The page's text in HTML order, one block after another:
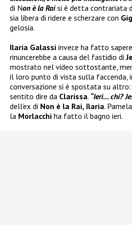
di Non è la Raisi è detta contrariata
sia libera di ridere e scherzare con
gelosia.
Ilaria Galassi invece ha fatto
rinuncerebbe a causa del fastidio di
mostrato nel video sottostante,
il loro punto di vista sulla faccenda,
conversazione si è spostata su altro:
sentito dire da Clarissa. “Ieri… chi?
dell’ex di Non è la Rai, Ilaria.
la Morlacchi ha fatto il bagno ieri.